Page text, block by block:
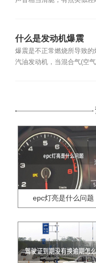
什么是发动机爆震
爆震是不正常燃烧所导致的
汽油发动机，当混合气(空
epc灯亮是什么问题